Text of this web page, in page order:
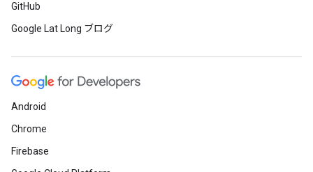
GitHub
Google Lat Long ブログ
Android
Chrome
Firebase